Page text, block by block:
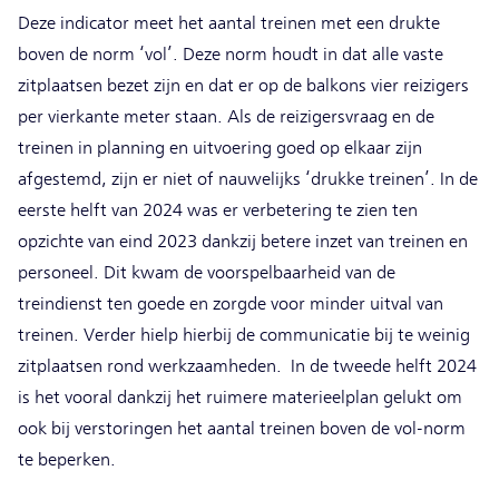
Deze indicator meet het aantal treinen met een drukte
boven de norm ‘vol’. Deze norm houdt in dat alle vaste
zitplaatsen bezet zijn en dat er op de balkons vier reizigers
per vierkante meter staan. Als de reizigersvraag en de
treinen in planning en uitvoering goed op elkaar zijn
afgestemd, zijn er niet of nauwelijks ‘drukke treinen’. In de
eerste helft van 2024 was er verbetering te zien ten
opzichte van eind 2023 dankzij betere inzet van treinen en
personeel. Dit kwam de voorspelbaarheid van de
treindienst ten goede en zorgde voor minder uitval van
treinen. Verder hielp hierbij de communicatie bij te weinig
zitplaatsen rond werkzaamheden. In de tweede helft 2024
is het vooral dankzij het ruimere materieelplan gelukt om
ook bij verstoringen het aantal treinen boven de vol-norm
te beperken.